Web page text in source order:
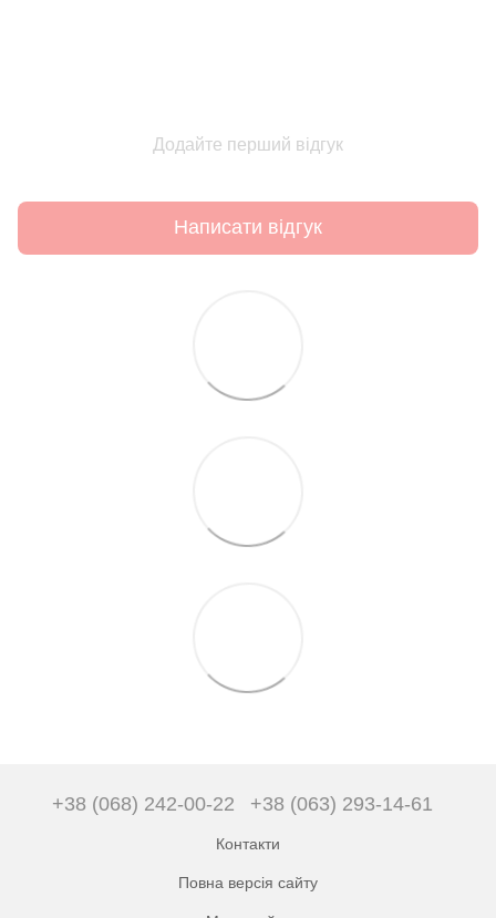
Додайте перший відгук
Написати відгук
+38 (068) 242-00-22 +38 (063) 293-14-61
Контакти
Повна версія сайту